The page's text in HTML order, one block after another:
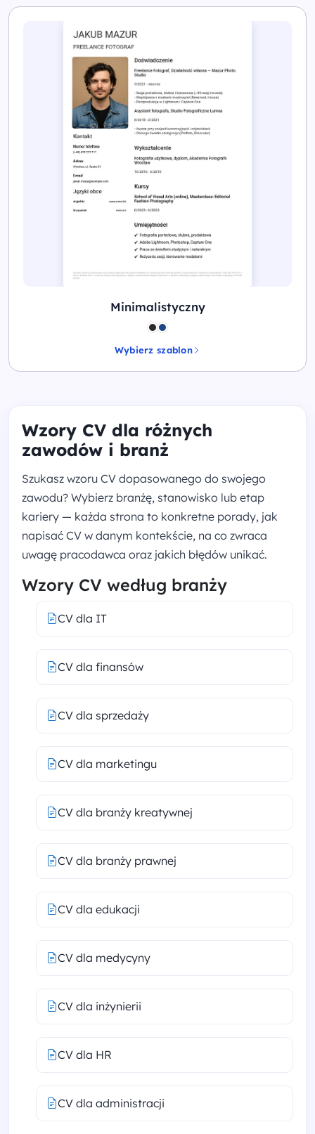
Minimalistyczny
Wybierz szablon
Wzory CV dla różnych
zawodów i branż
Szukasz wzoru CV dopasowanego do swojego
zawodu? Wybierz branżę, stanowisko lub etap
kariery — każda strona to konkretne porady, jak
napisać CV w danym kontekście, na co zwraca
uwagę pracodawca oraz jakich błędów unikać.
Wzory CV według branży
CV dla IT
CV dla finansów
CV dla sprzedaży
CV dla marketingu
CV dla branży kreatywnej
CV dla branży prawnej
CV dla edukacji
CV dla medycyny
CV dla inżynierii
CV dla HR
CV dla administracji